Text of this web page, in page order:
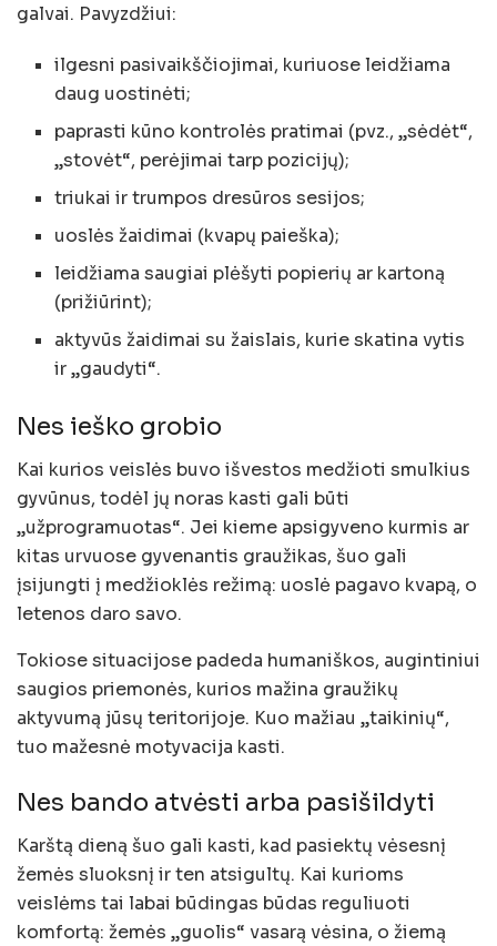
galvai. Pavyzdžiui:
ilgesni pasivaikščiojimai, kuriuose leidžiama
daug uostinėti;
paprasti kūno kontrolės pratimai (pvz., „sėdėt“,
„stovėt“, perėjimai tarp pozicijų);
triukai ir trumpos dresūros sesijos;
uoslės žaidimai (kvapų paieška);
leidžiama saugiai plėšyti popierių ar kartoną
(prižiūrint);
aktyvūs žaidimai su žaislais, kurie skatina vytis
ir „gaudyti“.
Nes ieško grobio
Kai kurios veislės buvo išvestos medžioti smulkius
gyvūnus, todėl jų noras kasti gali būti
„užprogramuotas“. Jei kieme apsigyveno kurmis ar
kitas urvuose gyvenantis graužikas, šuo gali
įsijungti į medžioklės režimą: uoslė pagavo kvapą, o
letenos daro savo.
Tokiose situacijose padeda humaniškos, augintiniui
saugios priemonės, kurios mažina graužikų
aktyvumą jūsų teritorijoje. Kuo mažiau „taikinių“,
tuo mažesnė motyvacija kasti.
Nes bando atvėsti arba pasišildyti
Karštą dieną šuo gali kasti, kad pasiektų vėsesnį
žemės sluoksnį ir ten atsigultų. Kai kurioms
veislėms tai labai būdingas būdas reguliuoti
komfortą: žemės „guolis“ vasarą vėsina, o žiemą